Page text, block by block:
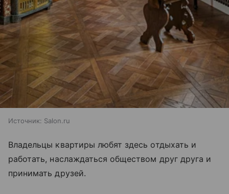
Источник: Salon.ru
Владельцы квартиры любят здесь отдыхать и
работать, наслаждаться обществом друг друга и
принимать друзей.